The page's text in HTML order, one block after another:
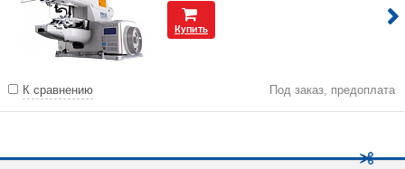
Купить
К сравнению Под заказ, предоплата